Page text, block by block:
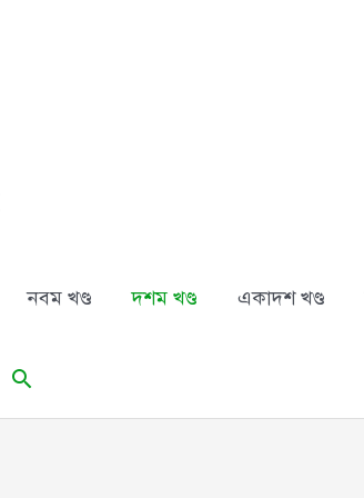
নবম খণ্ড দশম খণ্ড একাদশ খণ্ড
Search